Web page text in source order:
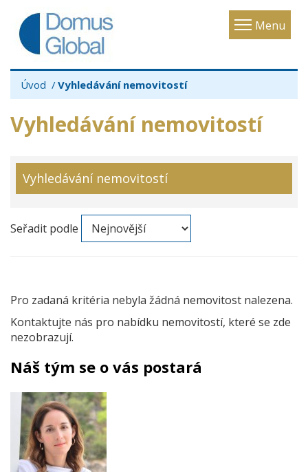
Menu
Toggle
Úvod Vyhledávání nemovitostí
Vyhledávání nemovitostí
Vyhledávání nemovitostí
Seřadit podle
Pro zadaná kritéria nebyla žádná nemovitost nalezena.
Kontaktujte nás pro nabídku nemovitostí, které se zde
nezobrazují.
Náš tým se o vás postará